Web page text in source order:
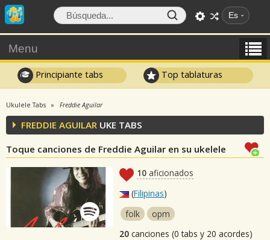
Es
Menu
Principiante tabs Top tablaturas
Ukulele Tabs Freddie Aguilar
FREDDIE AGUILAR UKE TABS
Toque canciones de Freddie Aguilar en su ukelele
10 aficionados
(Filipinas)
folk
opm
20 canciones (0 tabs y 20 acordes)